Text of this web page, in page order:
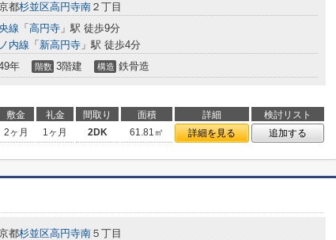
都杉並区高円寺南 ２丁目
線 「 高円寺 」駅 徒歩9分
内線 「 新高円寺 」駅 徒歩4分
年 階数 3階建 構造 鉄骨造
敷金 礼金 間取り 面積 詳細
検討リスト
2ヶ月 1ヶ月 2DK 61.81㎡ 詳細を見る 追加する
都杉並区高円寺南 ５丁目